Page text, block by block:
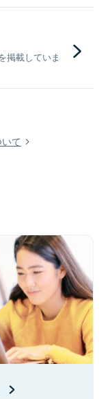
掲載していま
て